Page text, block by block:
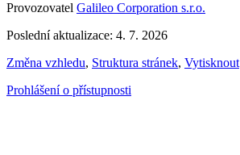
Provozovatel Galileo Corporation s.r.o.
Poslední aktualizace: 4. 7. 2026
Změna vzhledu, Struktura stránek, Vytisknout
Prohlášení o přístupnosti